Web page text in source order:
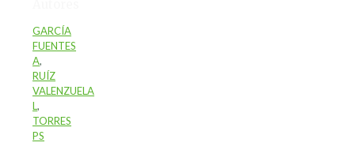
GARCÍA
FUENTES
A,
RUÍZ
VALENZUELA
L,
TORRES
PS